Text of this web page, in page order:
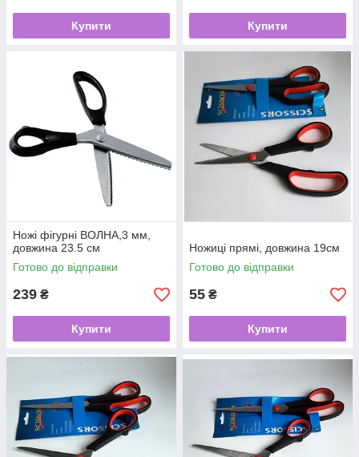
Купити Купити
Ножі фігурні ВОЛНА,3 мм,
довжина 23.5 см
Готово до відправки
239 ₴
Купити
Ножиці прямі, довжина 19см
Готово до відправки
55 ₴
Купити